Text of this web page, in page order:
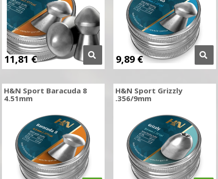
11,81 € 9,89 €
H&N Sport Baracuda 8
4.51mm
H&N Sport Grizzly
.356/9mm